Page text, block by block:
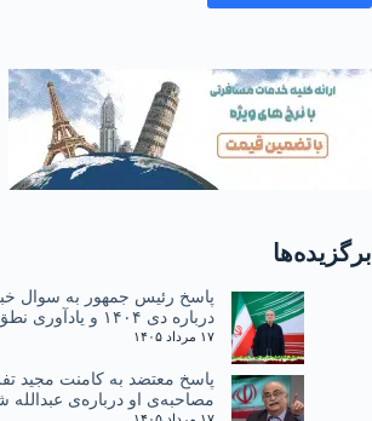
برگزیده‌ها
پاسخ رئیس جمهور به سوال
درباره دی ۱۴۰۴ و یادآوری نطق سال ۸۸
۱۷ مرداد ۱۴۰۵
پاسخ معتضد به کامنت مجید
مصاحبه‌ی او درباره‌ی عبدالله